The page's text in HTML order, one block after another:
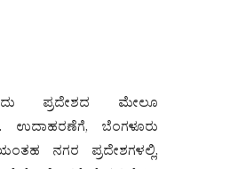
ಪ್ರದೇಶದ ಮೇಲೂ
ಉದಾಹರಣೆಗೆ, ಬೆಂಗಳೂರು
ನಗರ ಪ್ರದೇಶಗಳಲ್ಲಿ,